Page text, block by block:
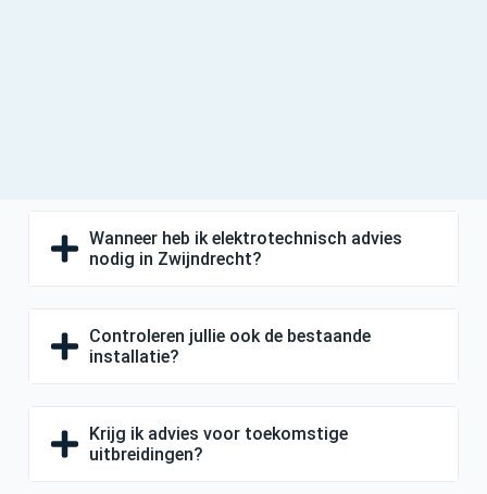
Wanneer heb ik elektrotechnisch advies
nodig in Zwijndrecht?
Controleren jullie ook de bestaande
installatie?
Krijg ik advies voor toekomstige
uitbreidingen?